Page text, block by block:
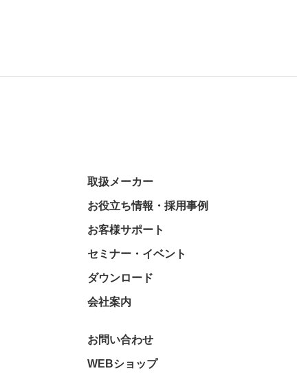
取扱メーカー
お役立ち情報・採用事例
お客様サポート
セミナー・イベント
ダウンロード
会社案内
お問い合わせ
WEBショップ